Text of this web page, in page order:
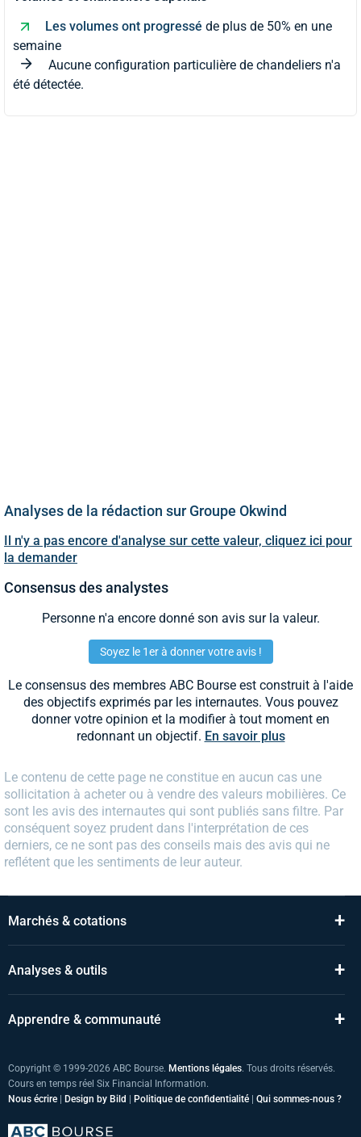
Les volumes ont progressé de plus de 50% en une
semaine
Aucune configuration particulière de chandeliers n'a
été détectée.
Analyses de la rédaction sur Groupe Okwind
Il n'y a pas encore d'analyse sur cette valeur, cliquez ici pour
la demander
Consensus des analystes
Personne n'a encore donné son avis sur la valeur.
Soyez le 1er à donner votre avis !
Le consensus des membres ABC Bourse est construit à l'aide
des objectifs exprimés par les internautes. Vous pouvez
donner votre opinion et la modifier à tout moment en
redonnant un objectif. En savoir plus
Le contenu de cette page ne constitue en aucun cas une
sollicitation à acheter ou à vendre des valeurs mobilières. Ce
sont les avis des internautes qui sont publiés sans filtre. Par
conséquent soyez prudent dans l'interprétation de ces
derniers, ce ne sont pas des conseils mais des avis qui ne
reflétent que les sentiments de leur auteur.
Marchés & cotations +
Analyses & outils +
Apprendre & communauté +
Copyright © 1999-2026 ABC Bourse. Mentions légales. Tous droits réservés.
Cours en temps réel Six Financial Information.
Nous écrire
Design by Bild Politique de confidentialité Qui sommes-nous ?